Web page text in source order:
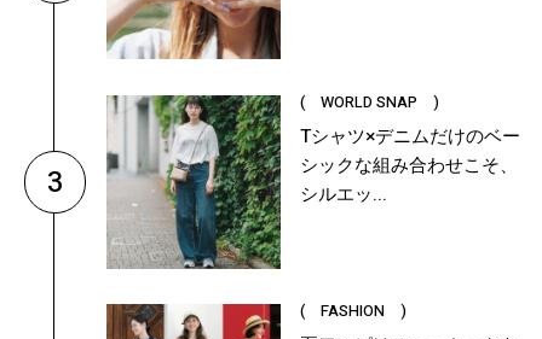
3
( WORLD SNAP )
Tシャツ×デニムだけのベー
シックな組み合わせこそ、
シルエッ...
( FASHION )